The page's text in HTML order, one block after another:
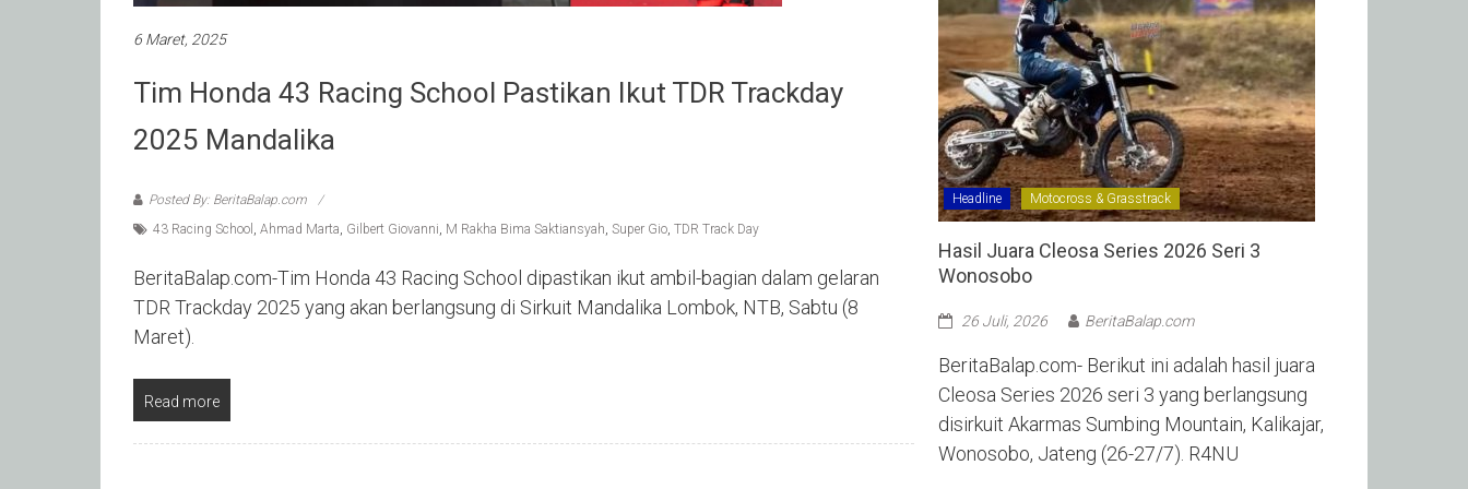
6 Maret, 2025
Tim Honda 43 Racing School Pastikan Ikut TDR Trackday
2025 Mandalika
Posted By: BeritaBalap.com
43 Racing School , Ahmad Marta, Gilbert Giovanni, M Rakha Bima Saktiansyah, Super Gio, TDR Track Day
BeritaBalap.com-Tim Honda 43 Racing School dipastikan ikut ambil-bagian dalam gelaran
TDR Trackday 2025 yang akan berlangsung di Sirkuit Mandalika Lombok, NTB, Sabtu (8
Maret).
Read more
Headline Motocross & Grasstrack
Hasil Juara Cleosa Series 2026 Seri 3
Wonosobo ‎
26 Juli, 2026 BeritaBalap.com
BeritaBalap.com- Berikut ini adalah hasil juara
Cleosa Series 2026 seri 3 yang berlangsung
disirkuit Akarmas Sumbing Mountain, Kalikajar,
Wonosobo, Jateng (26-27/7). R4NU